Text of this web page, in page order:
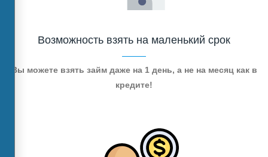
Возможность взять на маленький срок
Вы можете взять займ даже на 1 день, а не на месяц как в
кредите!